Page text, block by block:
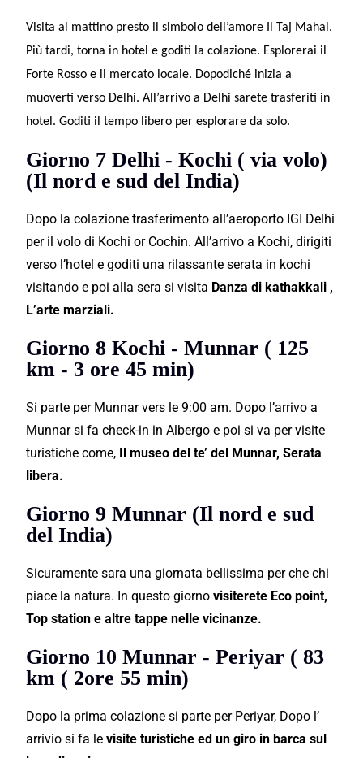
Visita al mattino presto il simbolo dell’amore Il Taj Mahal.
Più tardi, torna in hotel e goditi la colazione. Esplorerai il
Forte Rosso e il mercato locale. Dopodiché inizia a
muoverti verso Delhi. All’arrivo a Delhi sarete trasferiti in
hotel. Goditi il tempo libero per esplorare da solo.
Giorno 7 Delhi - Kochi ( via volo)
(Il nord e sud del India)
Dopo la colazione trasferimento all’aeroporto IGI Delhi
per il volo di Kochi or Cochin. All’arrivo a Kochi, dirigiti
verso l’hotel e goditi una rilassante serata in kochi
visitando e poi alla sera si visita Danza di kathakkali ,
L’arte marziali.
Giorno 8 Kochi - Munnar ( 125
km - 3 ore 45 min)
Si parte per Munnar vers le 9:00 am. Dopo l’arrivo a
Munnar si fa check-in in Albergo e poi si va per visite
turistiche come, Il museo del te’ del Munnar, Serata
libera.
Giorno 9 Munnar (Il nord e sud
del India)
Sicuramente sara una giornata bellissima per che chi
piace la natura. In questo giorno visiterete Eco point,
Top station e altre tappe nelle vicinanze.
Giorno 10 Munnar - Periyar ( 83
km ( 2ore 55 min)
Dopo la prima colazione si parte per Periyar, Dopo l’
arrivio si fa le visite turistiche ed un giro in barca sul